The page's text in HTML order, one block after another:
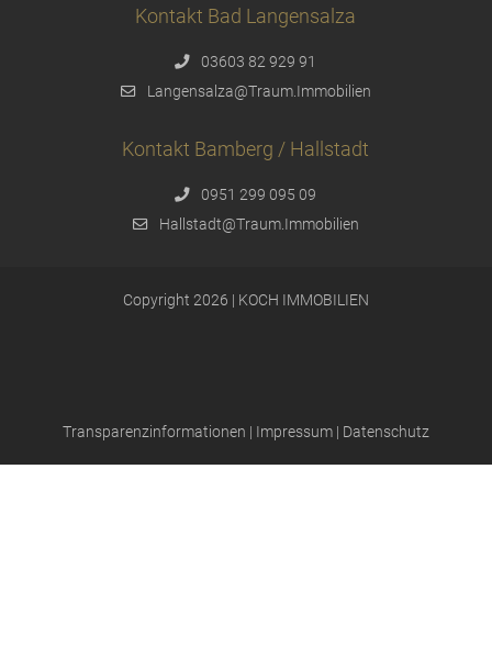
Kontakt Bad Langensalza
03603 82 929 91
Langensalza@Traum.Immobilien
Kontakt Bamberg / Hallstadt
0951 299 095 09
Hallstadt@Traum.Immobilien
Copyright 2026 | KOCH IMMOBILIEN
Transparenzinformationen | Impressum | Datenschutz